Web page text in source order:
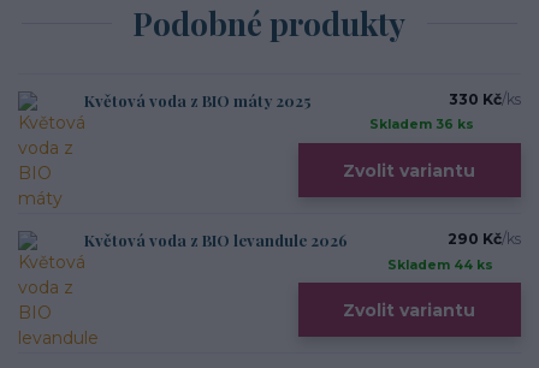
Podobné produkty
Květová voda z BIO máty 2025 330 Kč/ks
Skladem 36 ks
Zvolit variantu
Květová voda z BIO levandule 2026 290 Kč/ks
Skladem 44 ks
Zvolit variantu